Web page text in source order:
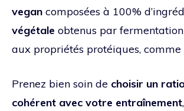
vegan composées à 100%
végétale obtenus par
aux propriétés protéiques, comme
Prenez bien soin de choisir un
cohérent avec votre entraînement